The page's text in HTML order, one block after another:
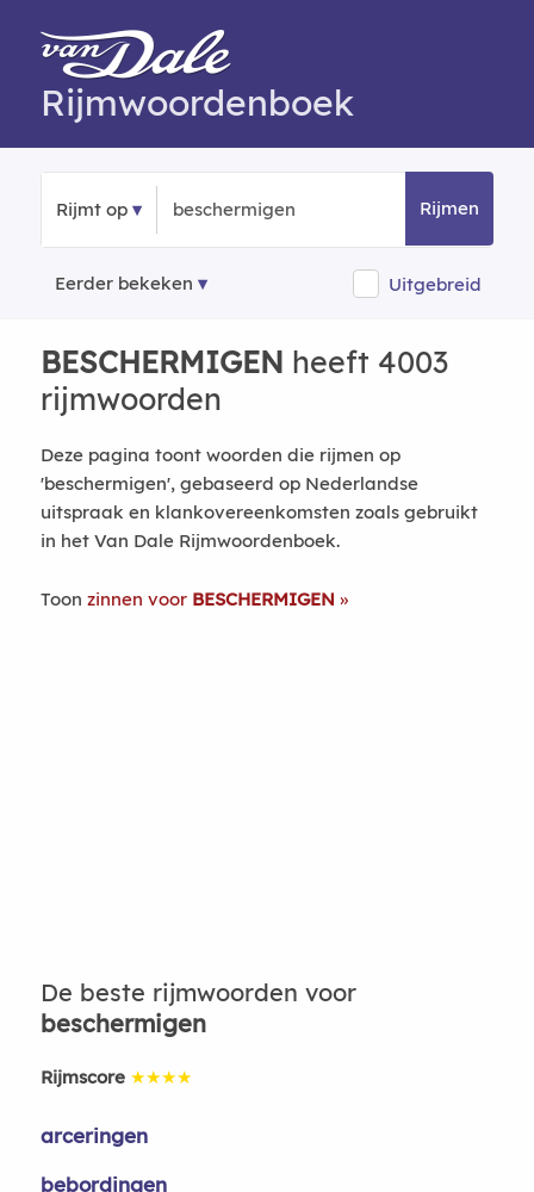
Rijmwoordenboek
Rijmt op Rijmen
Eerder bekeken Uitgebreid
BESCHERMIGEN heeft 4003
rijmwoorden
Deze pagina toont woorden die rijmen op
'beschermigen', gebaseerd op Nederlandse
uitspraak en klankovereenkomsten zoals gebruikt
in het Van Dale Rijmwoordenboek.
Toon zinnen voor BESCHERMIGEN
De beste rijmwoorden voor
beschermigen
Rijmscore ★★★★
arceringen
bebordingen